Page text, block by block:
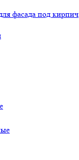
фасада под кирпич